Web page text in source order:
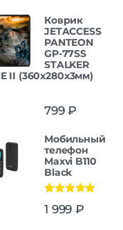
Коврик
JETACCESS
PANTEON
GP-77SS
STALKER
II (360x280x3мм)
799₽
Мобильный
телефон
Maxvi B110
Black
из 5
1 999 ₽